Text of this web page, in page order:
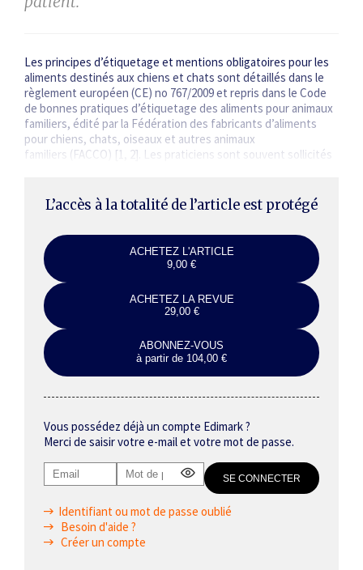
Les principes d’étiquetage et mentions obligatoires pour les
aliments destinés aux chiens et chats sont détaillés dans le
règlement européen (CE) no 767/2009 et repris dans le Code
de bonnes pratiques d’étiquetage des aliments pour animaux
familiers, édité par la Fédération des fabricants d’aliments
pour chiens, chats, oiseaux et autres animaux
familiers (FACCO) [1, 2]. Les praticiens sont souvent sollicités
L’accès à la totalité de l’article est protégé
ACHETEZ L'ARTICLE
9,00 €
ACHETEZ LA REVUE
29,00 €
ABONNEZ-VOUS
à partir de 104,00 €
Vous possédez déjà un compte Edimark ?
Merci de saisir votre e-mail et votre mot de passe.
Identifiant ou mot de passe oublié
Besoin d'aide ?
Créer un compte